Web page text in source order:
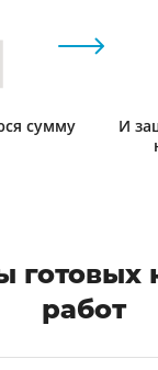
сумму
И
готовых
работ